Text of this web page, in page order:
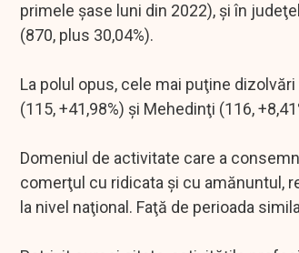
primele şase luni din 2022), şi în
(870, plus 30,04%).
La polul opus, cele mai puţine
(115, +41,98%) şi Mehedinţi (116,
Domeniul de activitate care a
comerţul cu ridicata şi cu amănuntul,
la nivel naţional. Faţă de perioada